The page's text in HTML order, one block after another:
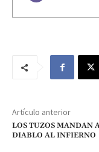
Artículo anterior
LOS TUZOS MANDAN
DIABLO AL INFIERNO